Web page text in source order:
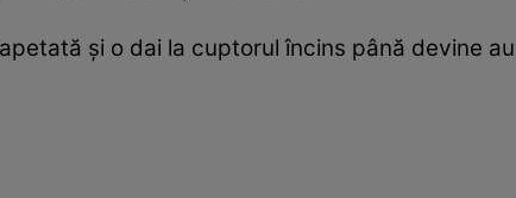
și o dai la cuptorul încins până devine